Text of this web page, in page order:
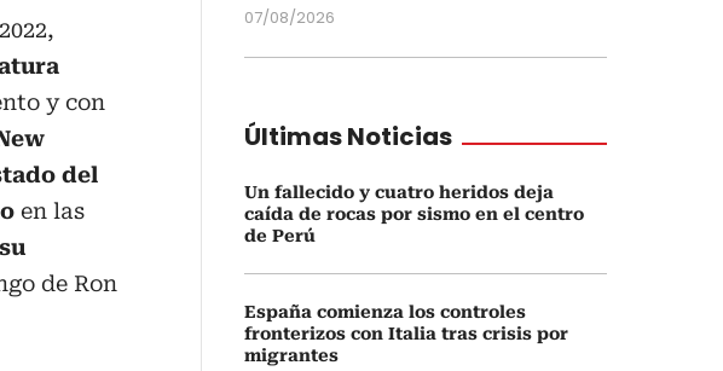
y con
del
en las
de Ron
07/08/2026
Últimas Noticias
Un fallecido y cuatro heridos deja
caída de rocas por sismo en el centro
de Perú
España comienza los controles
fronterizos con Italia tras crisis por
migrantes